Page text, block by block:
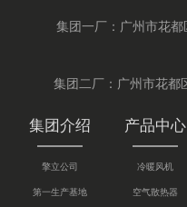
集团一厂：广州市花
集团二厂：广州市花都
集团介绍
擎立公司
第一生产基地
产品中心
冷暖风机
空气散热器